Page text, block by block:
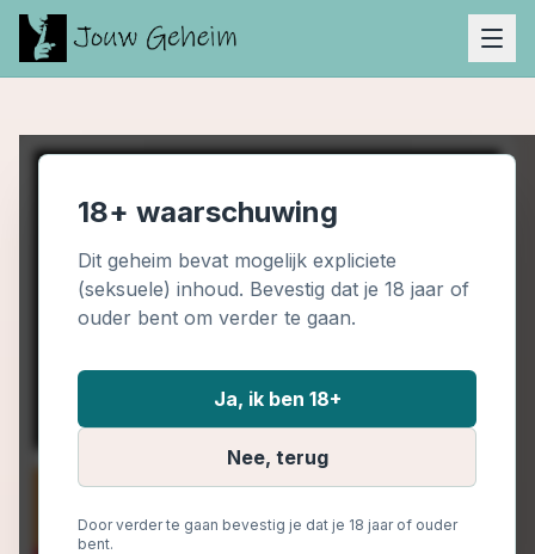
18+ waarschuwing
Dit geheim bevat mogelijk expliciete
(seksuele) inhoud. Bevestig dat je 18 jaar of
ouder bent om verder te gaan.
Ja, ik ben 18+
Nee, terug
Door verder te gaan bevestig je dat je 18 jaar of ouder
bent.